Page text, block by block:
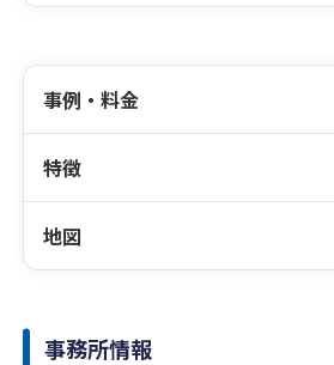
事例・料金
特徴
地図
事務所情報